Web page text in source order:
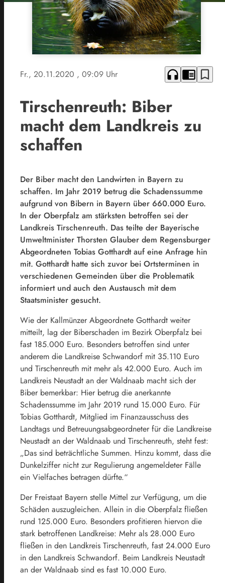
Fr., 20.11.2020 , 09:09 Uhr headphones chrome_reader_mode bookmark_border
Tirschenreuth: Biber
macht dem Landkreis zu
schaffen
Der Biber macht den Landwirten in Bayern zu
schaffen. Im Jahr 2019 betrug die Schadenssumme
aufgrund von Bibern in Bayern über 660.000 Euro.
In der Oberpfalz am stärksten betroffen sei der
Landkreis Tirschenreuth. Das teilte der Bayerische
Umweltminister Thorsten Glauber dem Regensburger
Abgeordneten Tobias Gotthardt auf eine Anfrage hin
mit. Gotthardt hatte sich zuvor bei Ortsterminen in
verschiedenen Gemeinden über die Problematik
informiert und auch den Austausch mit dem
Staatsminister gesucht.
Wie der Kallmünzer Abgeordnete Gotthardt weiter
mitteilt, lag der Biberschaden im Bezirk Oberpfalz bei
fast 185.000 Euro. Besonders betroffen sind unter
anderem die Landkreise Schwandorf mit 35.110 Euro
und Tirschenreuth mit mehr als 42.000 Euro. Auch im
Landkreis Neustadt an der Waldnaab macht sich der
Biber bemerkbar: Hier betrug die anerkannte
Schadenssumme im Jahr 2019 rund 15.000 Euro. Für
Tobias Gotthardt, Mitglied im Finanzausschuss des
Landtags und Betreuungsabgeordneter für die Landkreise
Neustadt an der Waldnaab und Tirschenreuth, steht fest:
„Das sind beträchtliche Summen. Hinzu kommt, dass die
Dunkelziffer nicht zur Regulierung angemeldeter Fälle
ein Vielfaches betragen dürfte.“
Der Freistaat Bayern stelle Mittel zur Verfügung, um die
Schäden auszugleichen. Allein in die Oberpfalz fließen
rund 125.000 Euro. Besonders profitieren hiervon die
stark betroffenen Landkreise: Mehr als 28.000 Euro
fließen in den Landkreis Tirschenreuth, fast 24.000 Euro
in den Landkreis Schwandorf. Beim Landkreis Neustadt
an der Waldnaab sind es fast 10.000 Euro.